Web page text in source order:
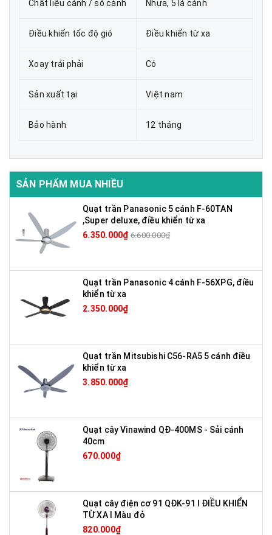
Chất liệu cánh / số cánh Nhựa, 5 lá cánh
Điều khiển tốc độ gió Điều khiển từ xa
Xoay trái phải Có
Sản xuất tại Việt nam
Bảo hành 12 tháng
SẢN PHẨM MUA NHIỀU
Quạt trần Panasonic 5 cánh F-60TAN
,Super deluxe, điều khiển từ xa
6.350.000₫ 6.600.000₫
Quạt trần Panasonic 4 cánh F-56XPG, điều
khiển từ xa
2.350.000₫
Quạt trần Mitsubishi C56-RA5 5 cánh điều
khiển từ xa
3.850.000₫
Quạt cây Vinawind QĐ-400MS - Sải cánh
40cm
670.000₫
Quạt cây điện cơ 91 QĐK-91 I ĐIỀU KHIỂN
TỪ XA I Màu đỏ
820.000₫